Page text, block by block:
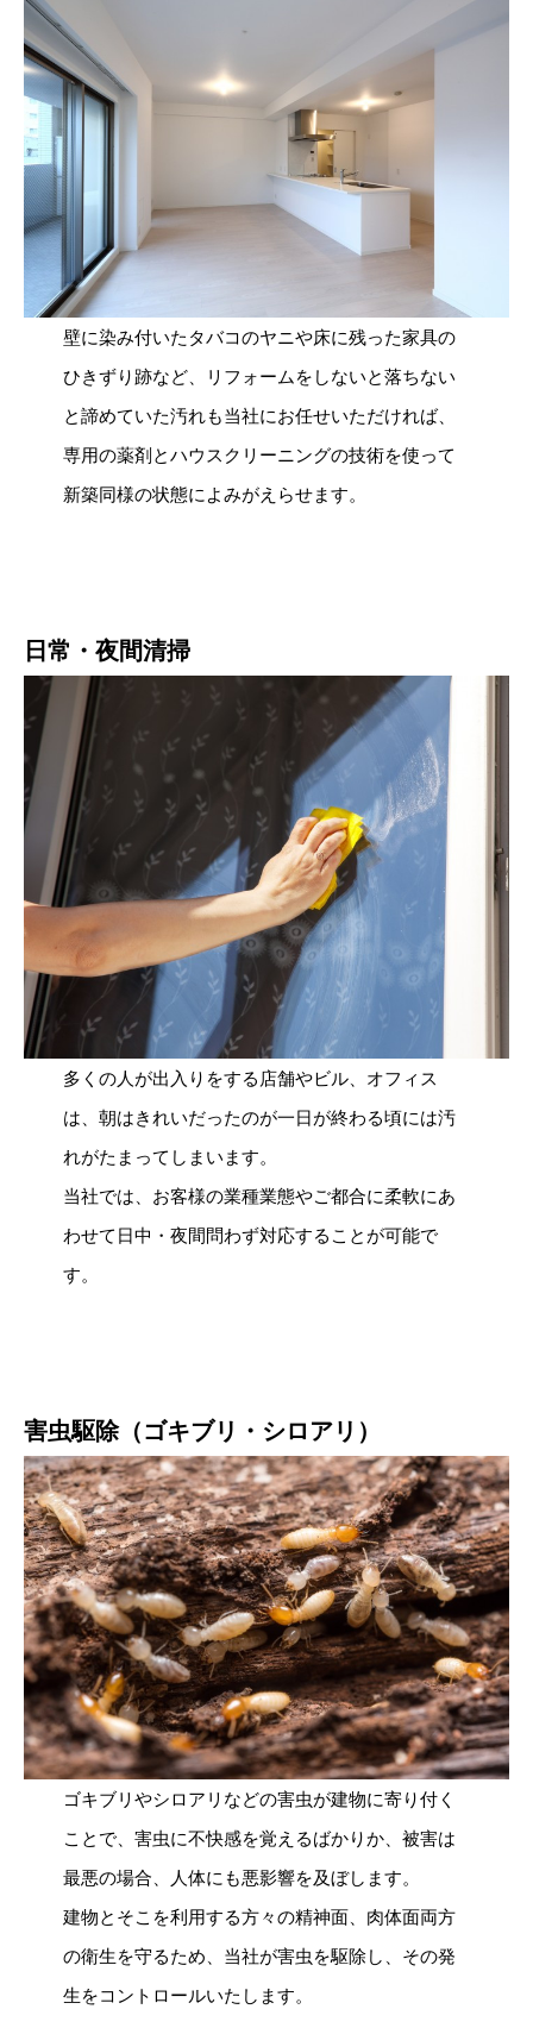
壁に染み付いたタバコのヤニや床に残った家具の
ひきずり跡など、リフォームをしないと落ちない
と諦めていた汚れも当社にお任せいただければ、
専用の薬剤とハウスクリーニングの技術を使って
新築同様の状態によみがえらせます。
日常・夜間清掃
多くの人が出入りをする店舗やビル、オフィス
は、朝はきれいだったのが一日が終わる頃には汚
れがたまってしまいます。
当社では、お客様の業種業態やご都合に柔軟にあ
わせて日中・夜間問わず対応することが可能で
す。
害虫駆除（ゴキブリ・シロアリ）
ゴキブリやシロアリなどの害虫が建物に寄り付く
ことで、害虫に不快感を覚えるばかりか、被害は
最悪の場合、人体にも悪影響を及ぼします。
建物とそこを利用する方々の精神面、肉体面両方
の衛生を守るため、当社が害虫を駆除し、その発
生をコントロールいたします。